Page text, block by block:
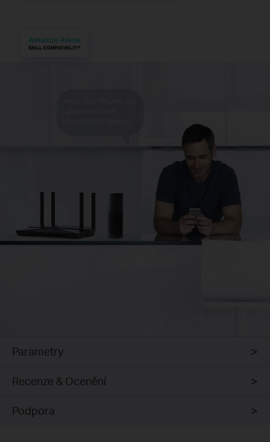
Parametry
Recenze & Ocenění
Podpora